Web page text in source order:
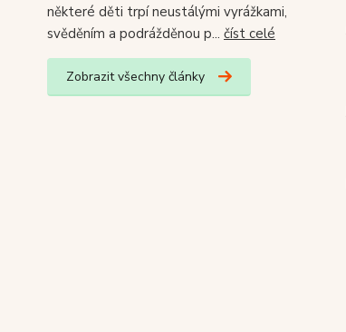
některé děti trpí neustálými vyrážkami,
svěděním a podrážděnou p... číst celé
Zobrazit všechny články